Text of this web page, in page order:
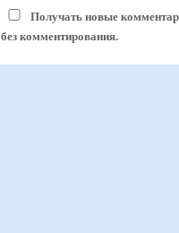
Получать новые
без комментирования.